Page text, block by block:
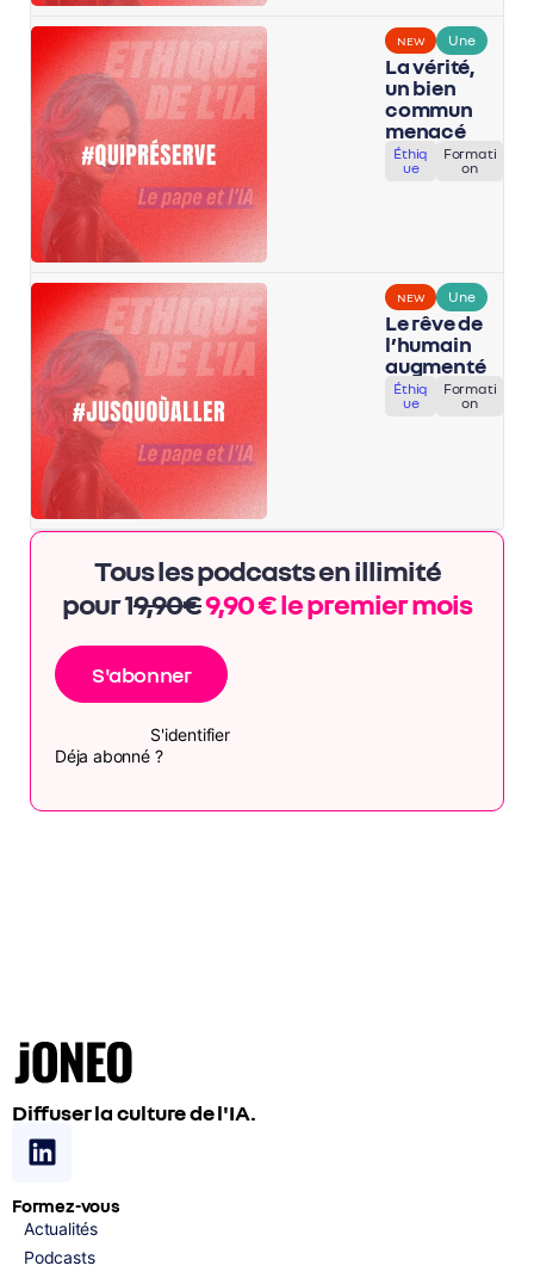
NEW Une
La vérité,
un bien
commun
menacé
Éthiq
ue
Formati
on
NEW Une
Le rêve de
l’humain
augmenté
Éthiq
ue
Formati
on
Tous les podcasts en illimité
pour 19,90€9,90 € le premier mois
S'abonner
Déja abonné ?
S'identifier
Diffuser la culture de l'IA.
Formez-vous
Actualités
Podcasts